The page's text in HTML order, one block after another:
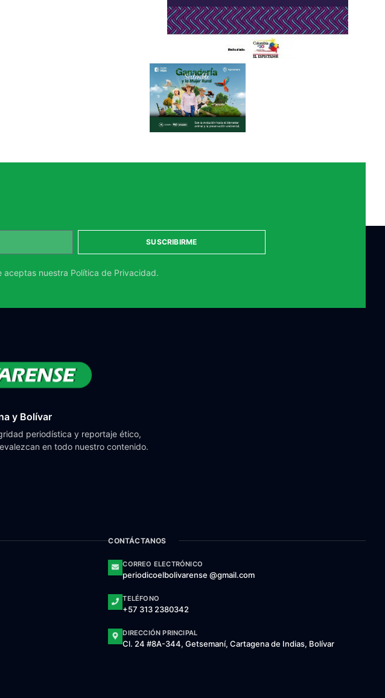
SUSCRIBIRME
aceptas nuestra Política de Privacidad.
y Bolívar
periodística y reportaje ético,
en todo nuestro contenido.
CONTÁCTANOS
CORREO ELECTRÓNICO
periodicoelbolivarense @gmail.com
TELÉFONO
+57 313 2380342
DIRECCIÓN PRINCIPAL
Cl. 24 #8A-344, Getsemaní, Cartagena de Indias, Bolívar